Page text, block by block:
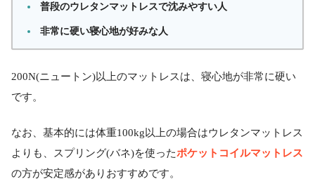
普段のウレタンマットレスで沈みやすい人
非常に硬い寝心地が好みな人
200N(ニュートン)以上のマットレスは、寝心地が非常に硬い
です。
なお、基本的には体重100kg以上の場合はウレタンマットレス
よりも、スプリング(バネ)を使ったポケットコイルマットレス
の方が安定感がありおすすめです。